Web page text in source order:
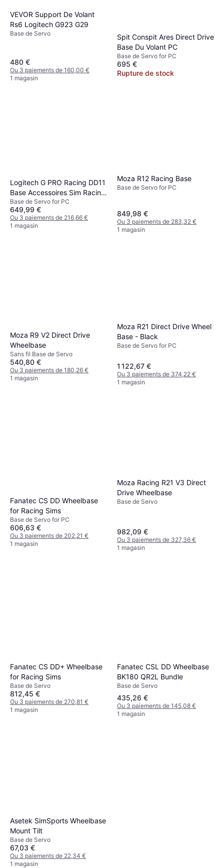
VEVOR Support De Volant
Rs6 Logitech G923 G29
Base de Servo
480 €
Ou 3 paiements de 160,00 €
1 magasin
Spit Conspit Ares Direct Drive
Base Du Volant PC
Base de Servo for PC
695 €
Rupture de stock
Logitech G PRO Racing DD11
Base Accessoires Sim Racing
en Noir
Base de Servo for PC
649,99 €
Ou 3 paiements de 216,66 €
1 magasin
Moza R12 Racing Base
Base de Servo for PC
849,98 €
Ou 3 paiements de 283,32 €
1 magasin
Moza R9 V2 Direct Drive
Wheelbase
Sans fil Base de Servo
540,80 €
Ou 3 paiements de 180,26 €
1 magasin
Moza R21 Direct Drive Wheel
Base - Black
Base de Servo for PC
1 122,67 €
Ou 3 paiements de 374,22 €
1 magasin
Fanatec CS DD Wheelbase
for Racing Sims
Base de Servo for PC
606,63 €
Ou 3 paiements de 202,21 €
1 magasin
Moza Racing R21 V3 Direct
Drive Wheelbase
Base de Servo
982,09 €
Ou 3 paiements de 327,36 €
1 magasin
Fanatec CS DD+ Wheelbase
for Racing Sims
Base de Servo
812,45 €
Ou 3 paiements de 270,81 €
1 magasin
Fanatec CSL DD Wheelbase
BK180 QR2L Bundle
Base de Servo
435,26 €
Ou 3 paiements de 145,08 €
1 magasin
Asetek SimSports Wheelbase
Mount Tilt
Base de Servo
67,03 €
Ou 3 paiements de 22,34 €
1 magasin